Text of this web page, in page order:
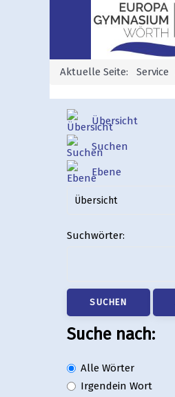
Aktuelle Seite: Service
Übersicht
Suchen
Ebene
Suchwörter:
SUCHEN
Suche nach:
Alle Wörter
Irgendein Wort